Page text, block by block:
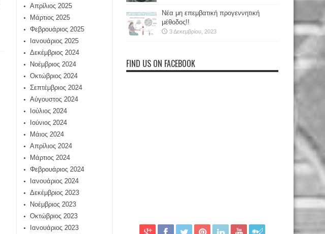
Απρίλιος 2025
Μάρτιος 2025
Φεβρουάριος 2025
Ιανουάριος 2025
Δεκέμβριος 2024
Νοέμβριος 2024
Οκτώβριος 2024
Σεπτέμβριος 2024
Αύγουστος 2024
Ιούλιος 2024
Ιούνιος 2024
Μάιος 2024
Απρίλιος 2024
Μάρτιος 2024
Φεβρουάριος 2024
Ιανουάριος 2024
Δεκέμβριος 2023
Νοέμβριος 2023
Οκτώβριος 2023
Ιανουάριος 2023
Νέα μη επεμβατική προγεννητική
μέθοδος!!
3 Δεκεμβρίου, 2023
FIND US ON FACEBOOK